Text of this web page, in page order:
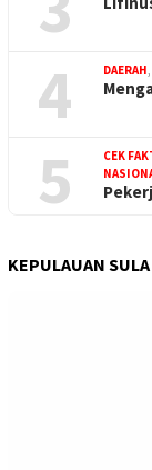
4 DAERAH,
5 CEK
KEPULAUAN SULA